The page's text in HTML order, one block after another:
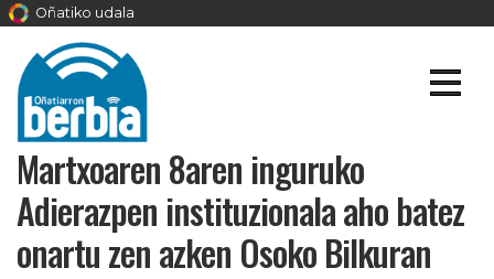
Oñatiko udala
Martxoaren 8aren inguruko
Adierazpen instituzionala aho batez
onartu zen azken Osoko Bilkuran